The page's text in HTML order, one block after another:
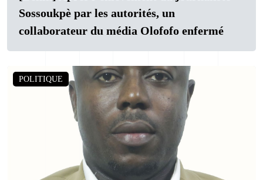
Sossoukpè par les autorités, un
collaborateur du média Olofofo enfermé
POLITIQUE